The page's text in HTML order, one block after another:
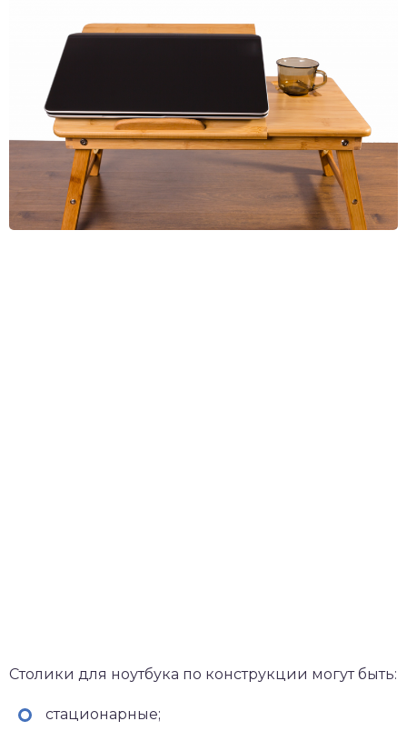
Столики для ноутбука по конструкции могут быть:
стационарные;